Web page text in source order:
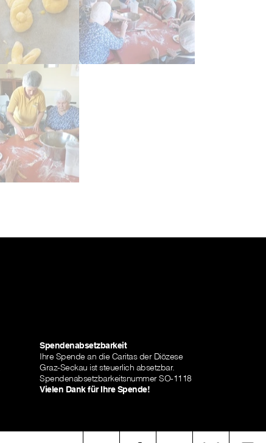
Spendenabsetzbarkeit
Ihre Spende an die Caritas der Diözese
Graz-Seckau ist steuerlich absetzbar.
Spendenabsetzbarkeitsnummer SO-1118
Vielen Dank für Ihre Spende!